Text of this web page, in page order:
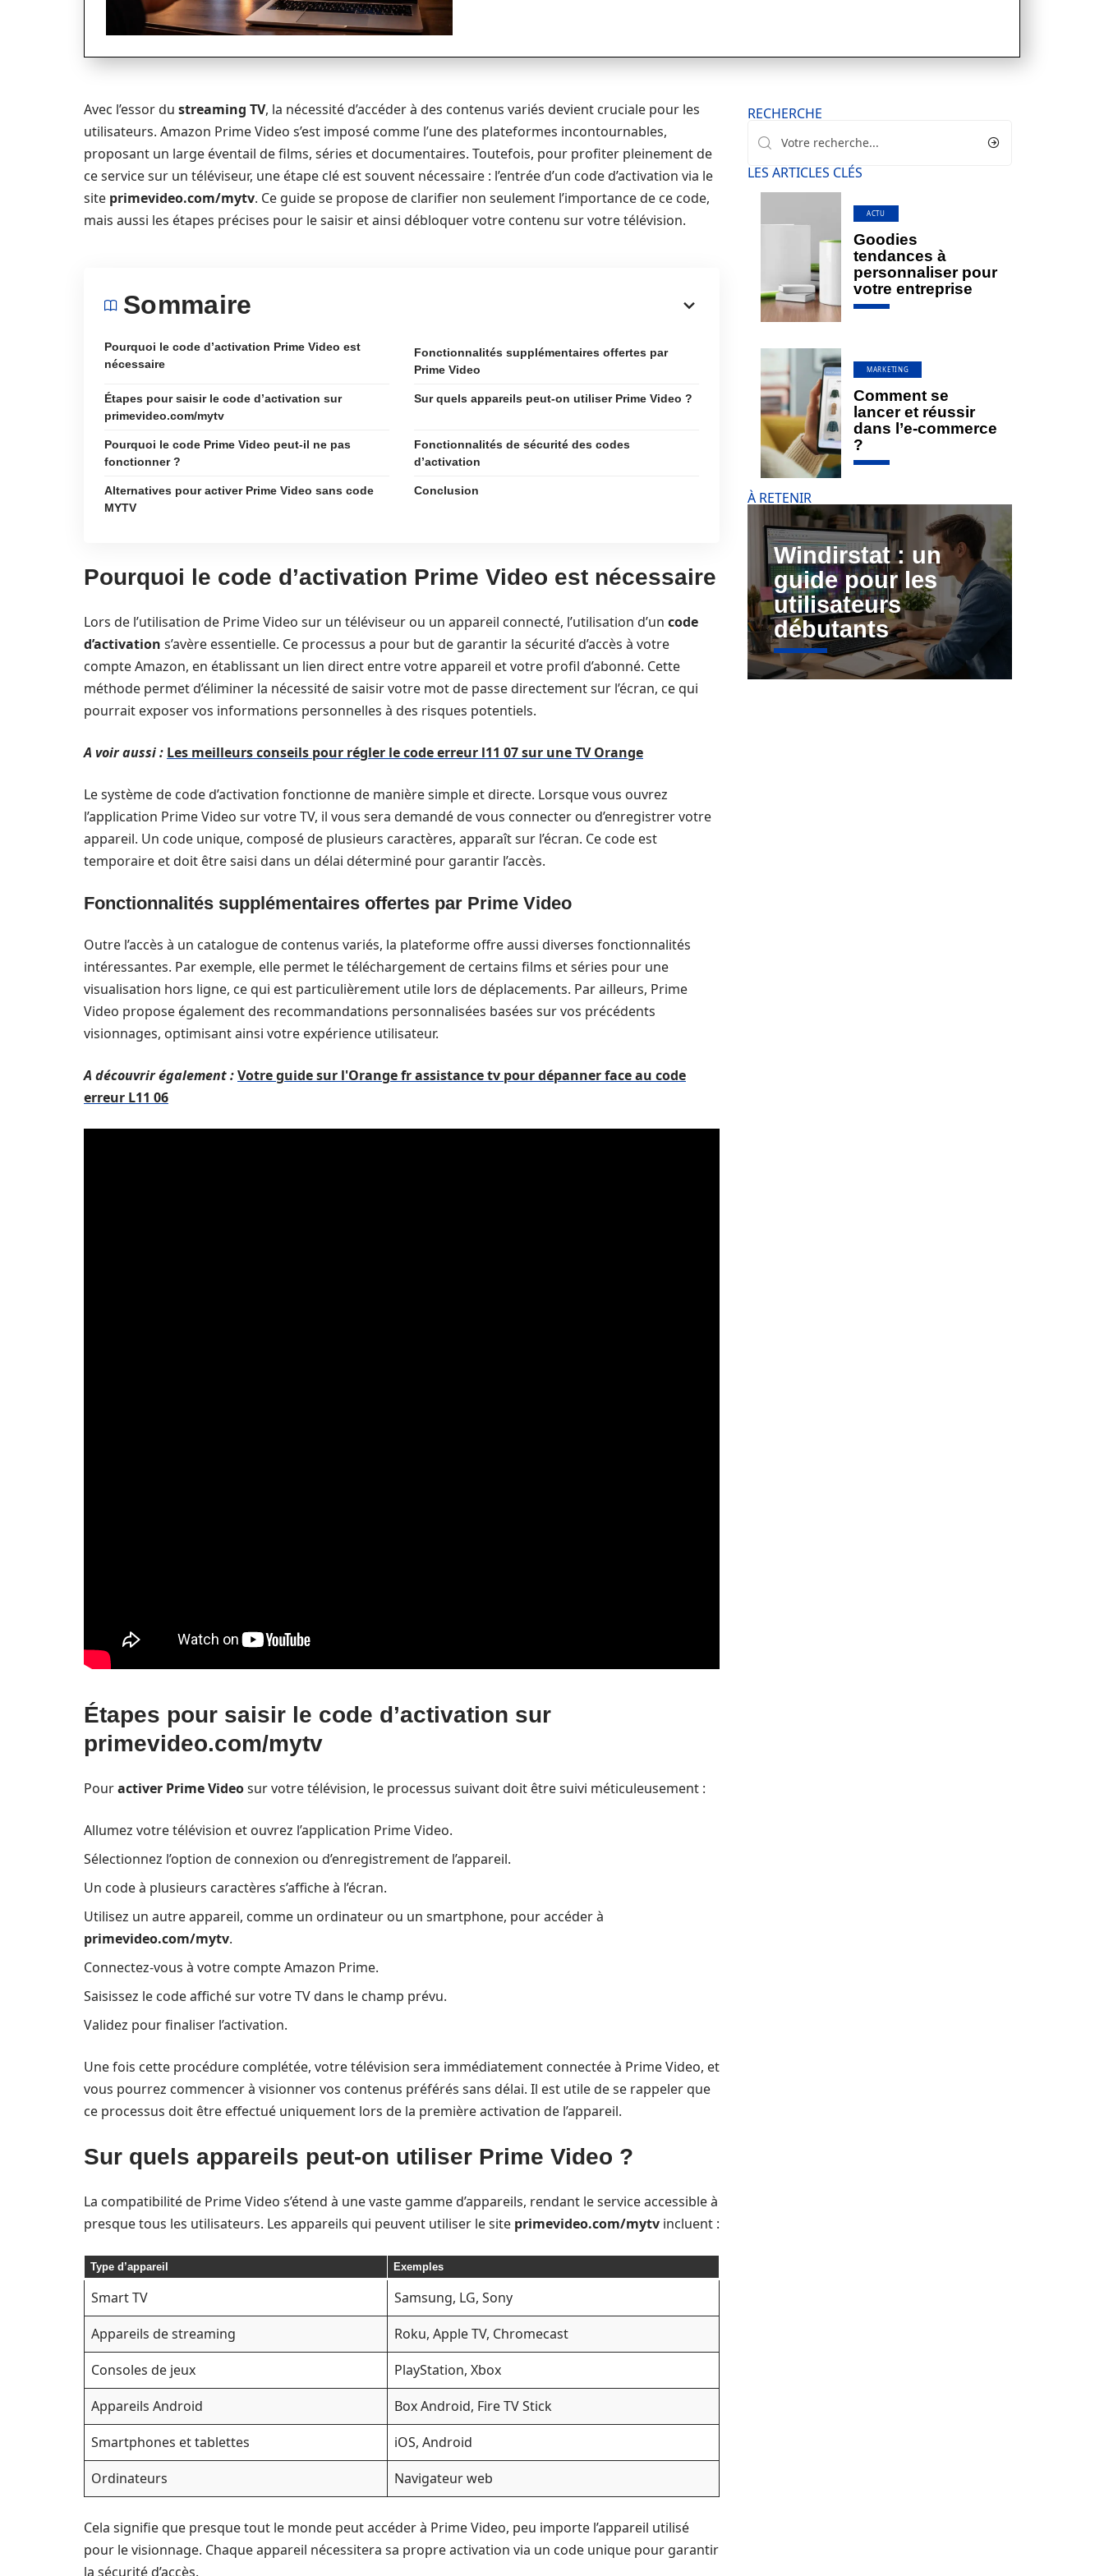
Avec l’essor du streaming TV, la nécessité d’accéder à des contenus variés devient cruciale pour les
utilisateurs. Amazon Prime Video s’est imposé comme l’une des plateformes incontournables,
proposant un large éventail de films, séries et documentaires. Toutefois, pour profiter pleinement de
ce service sur un téléviseur, une étape clé est souvent nécessaire : l’entrée d’un code d’activation via le
site primevideo.com/mytv. Ce guide se propose de clarifier non seulement l’importance de ce code,
mais aussi les étapes précises pour le saisir et ainsi débloquer votre contenu sur votre télévision.
Sommaire
Pourquoi le code d’activation Prime Video est
nécessaire
Fonctionnalités supplémentaires offertes par
Prime Video
Étapes pour saisir le code d’activation sur
primevideo.com/mytv
Sur quels appareils peut-on utiliser Prime Video ?
Pourquoi le code Prime Video peut-il ne pas
fonctionner ?
Fonctionnalités de sécurité des codes
d’activation
Alternatives pour activer Prime Video sans code
MYTV
Conclusion
Pourquoi le code d’activation Prime Video est nécessaire
Lors de l’utilisation de Prime Video sur un téléviseur ou un appareil connecté, l’utilisation d’un code
d’activation s’avère essentielle. Ce processus a pour but de garantir la sécurité d’accès à votre
compte Amazon, en établissant un lien direct entre votre appareil et votre profil d’abonné. Cette
méthode permet d’éliminer la nécessité de saisir votre mot de passe directement sur l’écran, ce qui
pourrait exposer vos informations personnelles à des risques potentiels.
A voir aussi : Les meilleurs conseils pour régler le code erreur l11 07 sur une TV Orange
Le système de code d’activation fonctionne de manière simple et directe. Lorsque vous ouvrez
l’application Prime Video sur votre TV, il vous sera demandé de vous connecter ou d’enregistrer votre
appareil. Un code unique, composé de plusieurs caractères, apparaît sur l’écran. Ce code est
temporaire et doit être saisi dans un délai déterminé pour garantir l’accès.
Fonctionnalités supplémentaires offertes par Prime Video
Outre l’accès à un catalogue de contenus variés, la plateforme offre aussi diverses fonctionnalités
intéressantes. Par exemple, elle permet le téléchargement de certains films et séries pour une
visualisation hors ligne, ce qui est particulièrement utile lors de déplacements. Par ailleurs, Prime
Video propose également des recommandations personnalisées basées sur vos précédents
visionnages, optimisant ainsi votre expérience utilisateur.
A découvrir également :Votre guide sur l'Orange fr assistance tv pour dépanner face au code
erreur L11 06
Étapes pour saisir le code d’activation sur
primevideo.com/mytv
Pouractiver Prime Videosur votre télévision, le processus suivant doit être suivi méticuleusement :
Allumez votre télévision et ouvrez l’application Prime Video.
Sélectionnez l’option de connexion ou d’enregistrement de l’appareil.
Un code à plusieurs caractères s’affiche à l’écran.
Utilisez un autre appareil, comme un ordinateur ou un smartphone, pour accéder à
primevideo.com/mytv.
Connectez-vous à votre compte Amazon Prime.
Saisissez le code affiché sur votre TV dans le champ prévu.
Validez pour finaliser l’activation.
Une fois cette procédure complétée, votre télévision sera immédiatement connectée à Prime Video, et
vous pourrez commencer à visionner vos contenus préférés sans délai. Il est utile de se rappeler que
ce processus doit être effectué uniquement lors de la première activation de l’appareil.
Sur quels appareils peut-on utiliser Prime Video ?
La compatibilité de Prime Video s’étend à une vaste gamme d’appareils, rendant le service accessible à
presque tous les utilisateurs. Les appareils qui peuvent utiliser le site primevideo.com/mytv incluent :
Type d’appareil Exemples
Smart TV
Samsung, LG, Sony
Appareils de streaming
Roku, Apple TV, Chromecast
Consoles de jeux
PlayStation, Xbox
Appareils Android
Box Android, Fire TV Stick
Smartphones et tablettes
iOS, Android
Ordinateurs
Navigateur web
Cela signifie que presque tout le monde peut accéder à Prime Video, peu importe l’appareil utilisé
pour le visionnage. Chaque appareil nécessitera sa propre activation via un code unique pour garantir
la sécurité d’accès.
RECHERCHE
LES ARTICLES CLÉS
ACTU
Goodies
tendances à
personnaliser pour
votre entreprise
MARKETING
Comment se
lancer et réussir
dans l’e-commerce
?
À RETENIR
Windirstat : un
guide pour les
utilisateurs
débutants